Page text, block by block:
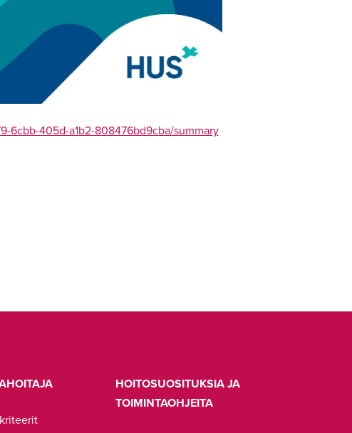
405d-a1b2-808476bd9cba/summary
HOITOSUOSITUKSIA JA
TOIMINTAOHJEITA